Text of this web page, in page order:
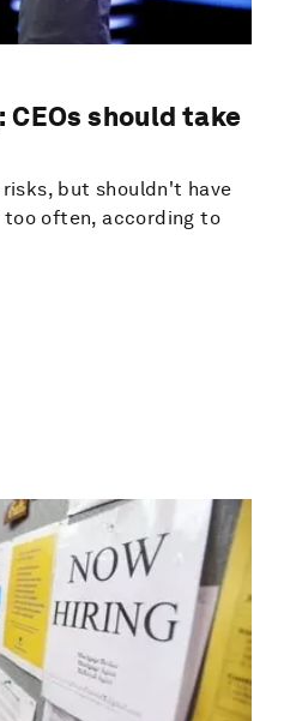
should take
but shouldn't have
often, according to